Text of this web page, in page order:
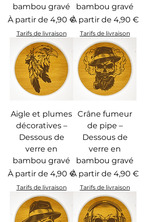
bambou gravé
À partir de 4,90 €
Prix promotionnel
Tarifs de livraison
bambou gravé
À partir de 4,90 €
Prix promotionnel
Tarifs de livraison
Aigle et plumes
décoratives –
Dessous de
verre en
bambou gravé
À partir de 4,90 €
Prix promotionnel
Tarifs de livraison
Crâne fumeur
de pipe –
Dessous de
verre en
bambou gravé
À partir de 4,90 €
Prix promotionnel
Tarifs de livraison